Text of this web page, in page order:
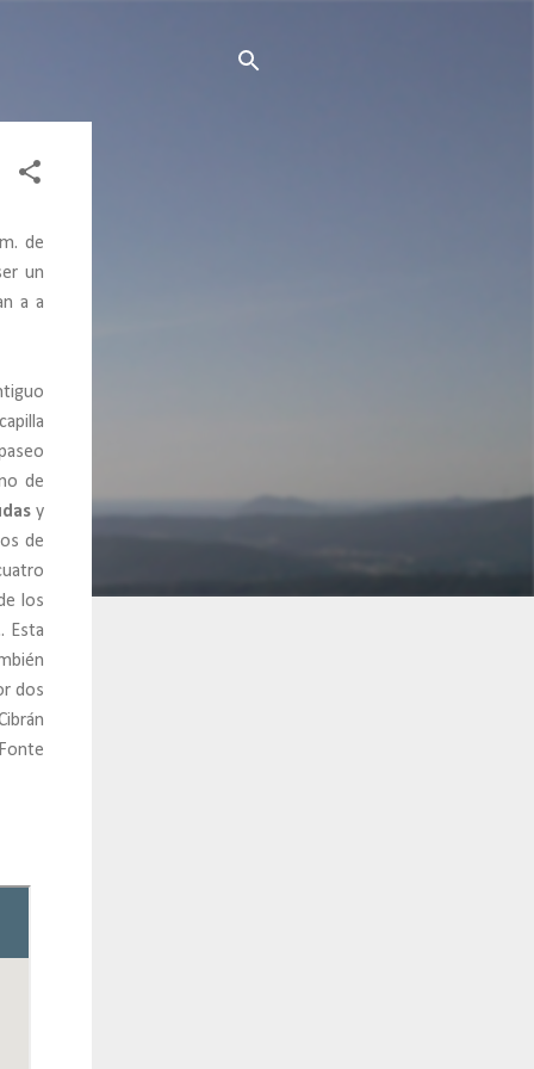
de
un
a a
de
y
de
los
Esta
dos